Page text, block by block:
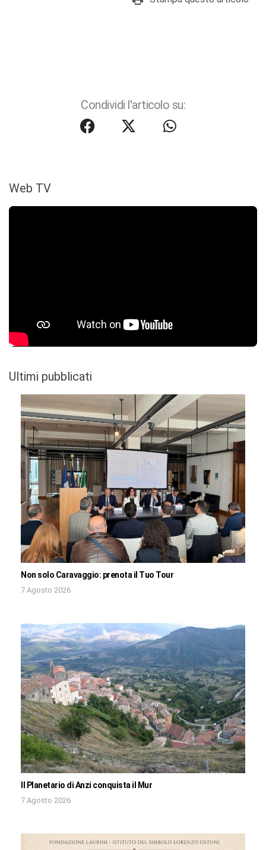
Condividi l'articolo su:
Web TV
Ultimi pubblicati
Non solo Caravaggio: prenota il Tuo Tour
7 Agosto 2026
Il Planetario di Anzi conquista il Mur
7 Agosto 2026